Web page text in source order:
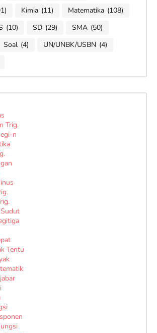
Kimia (11) Matematika (108)
(10) SD (29) SMA (50)
Soal (4) UN/UNBK/USBN (4)
Trig.
n
Tentu